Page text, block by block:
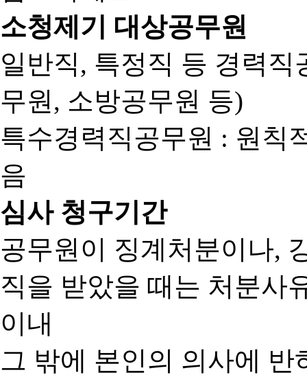
소청제기 대상공무원
일반직, 특정직 등 경력
무원, 소방공무원 등)
특수경력직공무원 : 원칙
음
심사 청구기간
공무원이 징계처분이나,
직을 받았을 때는 처분사
이내
그 밖에 본인의 의사에